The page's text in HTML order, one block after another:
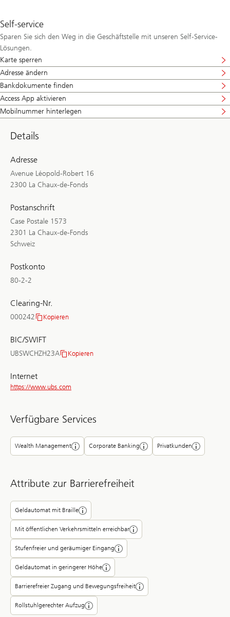
Self-service
Sparen Sie sich den Weg in die Geschäftstelle mit unseren Self-Service-
Lösungen.
Karte sperren
Adresse ändern
Bankdokumente finden
Access App aktivieren
Mobilnummer hinterlegen
Details
Adresse
Avenue Léopold-Robert 16
2300 La Chaux-de-Fonds
Postanschrift
Case Postale 1573
2301 La Chaux-de-Fonds
Schweiz
Postkonto
80-2-2
Clearing-Nr.
000242
Kopieren
BIC/SWIFT
UBSWCHZH23A
Kopieren
Internet
https://www.ubs.com
Verfügbare Services
Wealth Management Corporate Banking Privatkunden
Attribute zur Barrierefreiheit
Geldautomat mit Braille
Mit öffentlichen Verkehrsmitteln erreichbar
Stufenfreier und geräumiger Eingang
Geldautomat in geringerer Höhe
Barrierefreier Zugang und Bewegungsfreiheit
Rollstuhlgerechter Aufzug